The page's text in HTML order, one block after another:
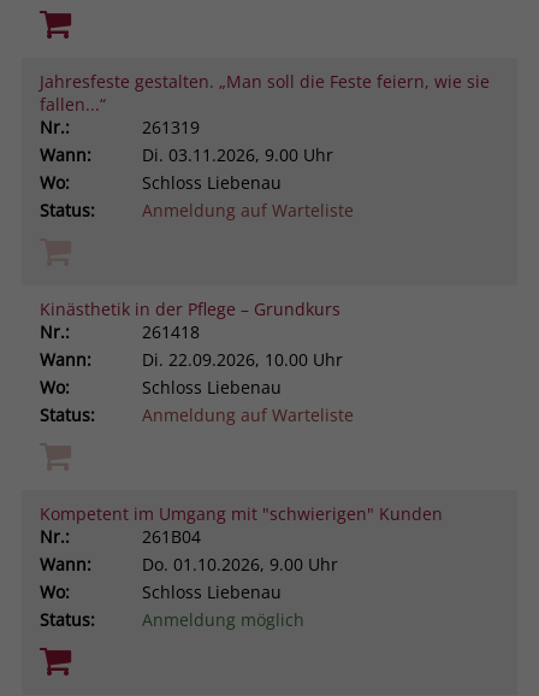
Jahresfeste gestalten. „Man soll die Feste feiern, wie sie
fallen...“
Nr.:
261319
Wann:
Di. 03.11.2026, 9.00 Uhr
Wo:
Schloss Liebenau
Status:
Anmeldung auf Warteliste
Kinästhetik in der Pflege – Grundkurs
Nr.:
261418
Wann:
Di. 22.09.2026, 10.00 Uhr
Wo:
Schloss Liebenau
Status:
Anmeldung auf Warteliste
Kompetent im Umgang mit "schwierigen" Kunden
Nr.:
261B04
Wann:
Do. 01.10.2026, 9.00 Uhr
Wo:
Schloss Liebenau
Status:
Anmeldung möglich